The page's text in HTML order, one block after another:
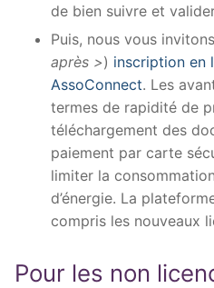
de bien suivre et
Puis, nous vous
après >) inscription en
AssoConnect. Les
termes de rapidité de
téléchargement des
paiement par carte
limiter la
d’énergie. La
compris les nouveaux
Pour les non